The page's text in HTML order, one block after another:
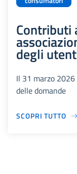
Contributi
degli
Il 31 marzo
delle domande
SCOPRI TUTTO